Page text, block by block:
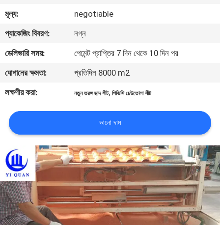
মান
নিয়ন্ত্রণ
যোগাযোগ
করুন
BLOG
উদ্ধৃতির
জন্য
আবেদন
VR
মূল্য:
negotiable
প্যাকেজিং বিবরণ:
নগ্ন
ডেলিভারি সময়:
পেমেন্ট প্রাপ্তির 7 দিন থেকে 10 দিন পর
যোগানের ক্ষমতা:
প্রতিদিন 8000 m2
লক্ষণীয় করা:
নতুন তরঙ্গ ছাদ শীট,পিভিসি ঢেউতোলা শীট
ভালো দাম